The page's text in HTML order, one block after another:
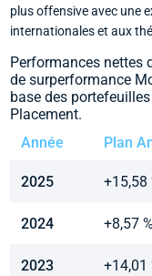
plus offensive avec une
internationales et aux
Performances nettes
de surperformance
base des
Placement.
Année
Plan
2025 +15,58
2024 +8,57 %
2023 +14,01